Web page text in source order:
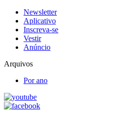
Newsletter
Aplicativo
Inscreva-se
Vestir
Anúncio
Arquivos
Por ano